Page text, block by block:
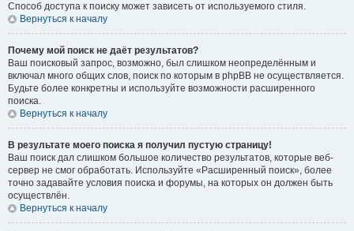
Способ доступа к поиску может зависеть от используемого стиля.
Вернуться к началу
Почему мой поиск не даёт результатов?
Ваш поисковый запрос, возможно, был слишком неопределённым и
включал много общих слов, поиск по которым в phpBB не осуществляется.
Будьте более конкретны и используйте возможности расширенного
поиска.
Вернуться к началу
В результате моего поиска я получил пустую страницу!
Ваш поиск дал слишком большое количество результатов, которые веб-
сервер не смог обработать. Используйте «Расширенный поиск», более
точно задавайте условия поиска и форумы, на которых он должен быть
осуществлён.
Вернуться к началу